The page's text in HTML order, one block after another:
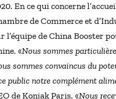
En ce qui concerne
de Commerce et
l’équipe de China Booster
«Nous sommes
sommes convaincus du
public notre complément
de Konjak Paris. «Nous